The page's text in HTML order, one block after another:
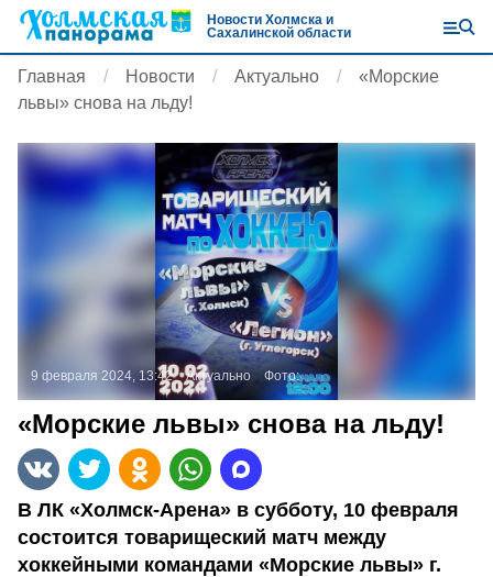
Новости Холмска и
Сахалинской области
Главная Новости Актуально
«Морские
львы» снова на льду!
9 февраля 2024, 13:42 Актуально Фото:
«Морские львы» снова на льду!
В ЛК «Холмск-Арена» в субботу, 10 февраля
состоится товарищеский матч между
хоккейными командами «Морские львы» г.